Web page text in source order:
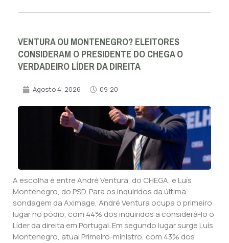
VENTURA OU MONTENEGRO? ELEITORES
CONSIDERAM O PRESIDENTE DO CHEGA O
VERDADEIRO LÍDER DA DIREITA
Agosto 4, 2026 09:20
A escolha é entre André Ventura, do CHEGA, e Luís
Montenegro, do PSD. Para os inquiridos da última
sondagem da Aximage, André Ventura ocupa o primeiro
lugar no pódio, com 44% dos inquiridos a considerá-lo o
Líder da direita em Portugal. Em segundo lugar surge Luís
Montenegro, atual Primeiro-ministro, com 43% dos